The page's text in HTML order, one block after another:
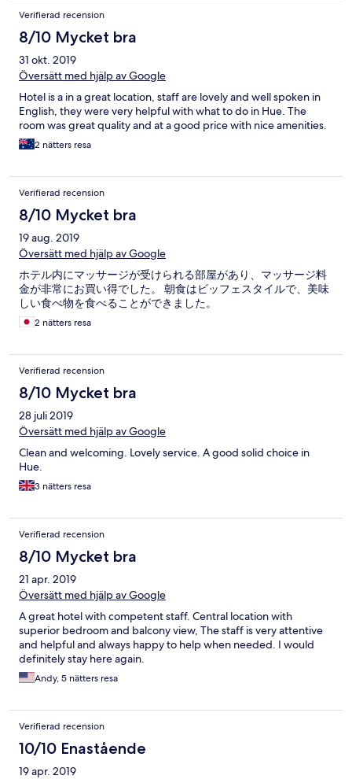
Verifierad recension
8/10 Mycket bra
31 okt. 2019
Översätt med hjälp av Google
Hotel is a in a great location, staff are lovely and well spoken in
English, they were very helpful with what to do in Hue. The
room was great quality and at a good price with nice amenities.
2 nätters resa
Verifierad recension
8/10 Mycket bra
19 aug. 2019
Översätt med hjälp av Google
ホテル内にマッサージが受けられる部屋があり、マッサージ料
金が非常にお買い得でした。 朝食はビッフェスタイルで、美味
しい食べ物を食べることができました。
2 nätters resa
Verifierad recension
8/10 Mycket bra
28 juli 2019
Översätt med hjälp av Google
Clean and welcoming. Lovely service. A good solid choice in
Hue.
3 nätters resa
Verifierad recension
8/10 Mycket bra
21 apr. 2019
Översätt med hjälp av Google
A great hotel with competent staff. Central location with
superior bedroom and balcony view, The staff is very attentive
and helpful and always happy to help when needed. I would
definitely stay here again.
Andy, 5 nätters resa
Verifierad recension
10/10 Enastående
19 apr. 2019